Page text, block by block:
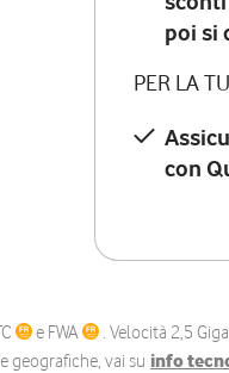
poi si
PER LA
con
e FWA . Velocità 2,5
geografiche, vai su info